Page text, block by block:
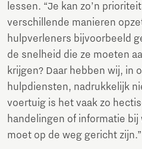
lessen. “Je kan zo’n
verschillende manieren
hulpverleners bijvoorbeeld
de snelheid die ze moeten
krijgen? Daar hebben wij, in
hulpdiensten, nadrukkelijk
voertuig is het vaak zo
handelingen of informatie
moet op de weg gericht zijn.”